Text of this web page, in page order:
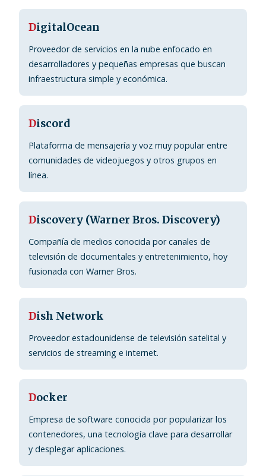
DigitalOcean
Proveedor de servicios en la nube enfocado en
desarrolladores y pequeñas empresas que buscan
infraestructura simple y económica.
Discord
Plataforma de mensajería y voz muy popular entre
comunidades de videojuegos y otros grupos en
línea.
Discovery (Warner Bros. Discovery)
Compañía de medios conocida por canales de
televisión de documentales y entretenimiento, hoy
fusionada con Warner Bros.
Dish Network
Proveedor estadounidense de televisión satelital y
servicios de streaming e internet.
Docker
Empresa de software conocida por popularizar los
contenedores, una tecnología clave para desarrollar
y desplegar aplicaciones.